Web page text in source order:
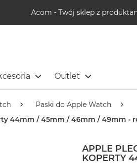
Acom - Twój sklep z
Outlet
Paski do Apple Watch
44mm / 45mm / 46mm / 49mm -
APPLE
KOPERTY